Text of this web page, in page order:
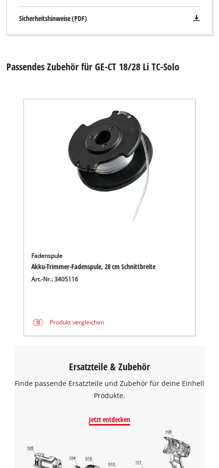
Sicherheitshinweise (PDF)
Passendes Zubehör für GE-CT 18/28 Li TC-Solo
Fadenspule
Akku-Trimmer-Fadenspule, 28 cm Schnittbreite
Art.-Nr.: 3405116
Produkt vergleichen
Ersatzteile & Zubehör
Finde passende Ersatzteile und Zubehör für deine Einhell
Produkte.
Jetzt entdecken